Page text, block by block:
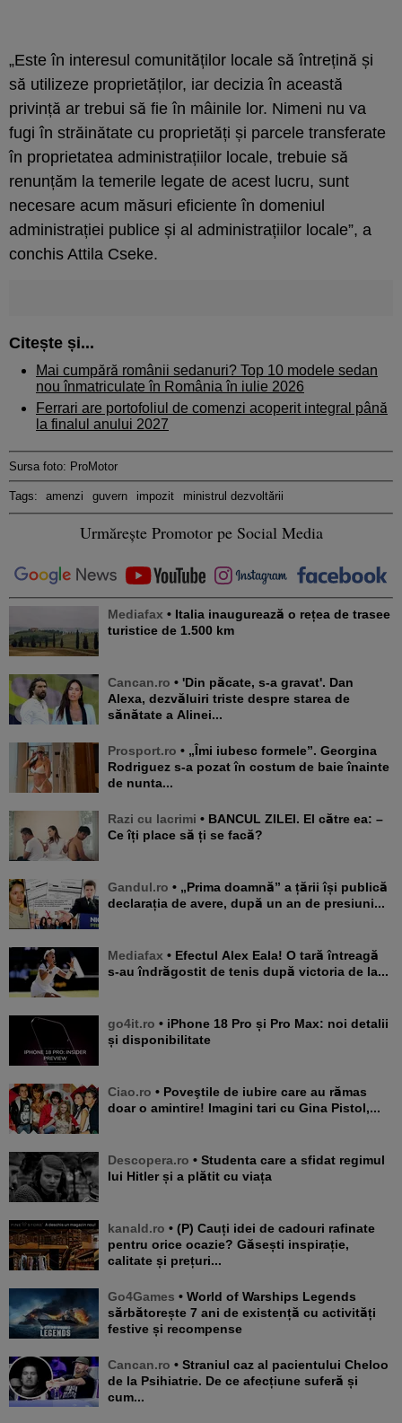
„Este în interesul comunităților locale să întrețină și
să utilizeze proprietăților, iar decizia în această
privință ar trebui să fie în mâinile lor. Nimeni nu va
fugi în străinătate cu proprietăți și parcele transferate
în proprietatea administrațiilor locale, trebuie să
renunțăm la temerile legate de acest lucru, sunt
necesare acum măsuri eficiente în domeniul
administrației publice și al administrațiilor locale”, a
conchis Attila Cseke.
Citește și...
Mai cumpără românii sedanuri? Top 10 modele sedan
nou înmatriculate în România în iulie 2026
Ferrari are portofoliul de comenzi acoperit integral până
la finalul anului 2027
Sursa foto: ProMotor
Tags: amenzi guvern impozit ministrul dezvoltării
Urmărește Promotor pe Social Media
Mediafax • Italia inaugurează o rețea de trasee
turistice de 1.500 km
Cancan.ro • 'Din păcate, s-a gravat'. Dan
Alexa, dezvăluiri triste despre starea de
sănătate a Alinei...
Prosport.ro • „Îmi iubesc formele”. Georgina
Rodriguez s-a pozat în costum de baie înainte
de nunta...
Razi cu lacrimi • BANCUL ZILEI. El către ea: –
Ce îți place să ți se facă?
Gandul.ro • „Prima doamnă” a țării își publică
declarația de avere, după un an de presiuni...
Mediafax • Efectul Alex Eala! O tară întreagă
s-au îndrăgostit de tenis după victoria de la...
go4it.ro • iPhone 18 Pro și Pro Max: noi detalii
și disponibilitate
Ciao.ro • Poveştile de iubire care au rămas
doar o amintire! Imagini tari cu Gina Pistol,...
Descopera.ro • Studenta care a sfidat regimul
lui Hitler și a plătit cu viața
kanald.ro • (P) Cauți idei de cadouri rafinate
pentru orice ocazie? Găsești inspirație,
calitate și prețuri...
Go4Games • World of Warships Legends
sărbătorește 7 ani de existență cu activități
festive și recompense
Cancan.ro • Straniul caz al pacientului Cheloo
de la Psihiatrie. De ce afecțiune suferă și
cum...